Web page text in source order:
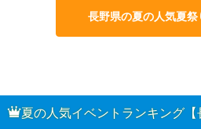
長野県の夏の人気夏
夏の人気イベントランキング【